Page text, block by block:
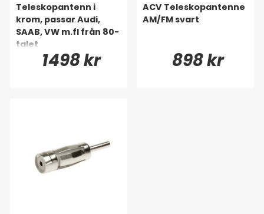
Teleskopantenn i
krom, passar Audi,
SAAB, VW m.fl från 80-
talet
1498 kr
ACV Teleskopantenne
AM/FM svart
898 kr